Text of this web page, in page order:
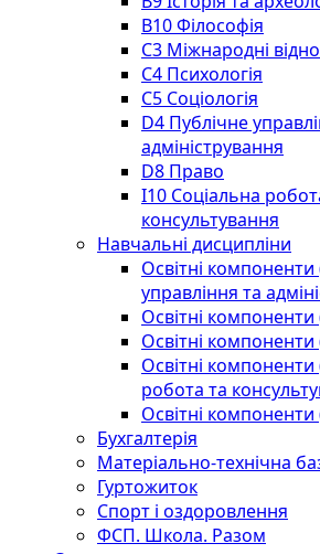
B10 Філософія
C3 Міжнародні
C4 Психологія
С5 Соціологія
D4 Публічне
адміністрування
D8 Право
I10 Соціальна
консультування
Навчальні дисципліни
Освітні
управління та
Освітні компоненти
Освітні
Освітні
робота та
Освітні
Бухгалтерія
Матеріально-технічна
Гуртожиток
Спорт і оздоровлення
ФСП. Школа. Разом